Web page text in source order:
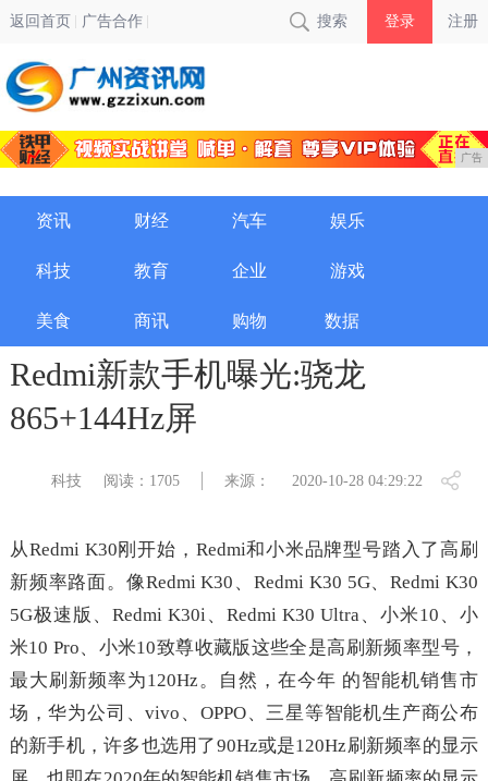
返回首页 广告合作 搜索 登录 注册
广告
资讯 财经 汽车 娱乐
科技 教育 企业 游戏
美食 商讯 购物 数据
Redmi新款手机曝光:骁龙
865+144Hz屏
科技 阅读：1705 来源： 2020-10-28 04:29:22
从Redmi K30刚开始，Redmi和小米品牌型号踏入了高刷
新频率路面。像Redmi K30、Redmi K30 5G、Redmi K30
5G极速版、Redmi K30i、Redmi K30 Ultra、小米10、小
米10 Pro、小米10致尊收藏版这些全是高刷新频率型号，
最大刷新频率为120Hz。自然，在今年 的智能机销售市
场，华为公司、vivo、OPPO、三星等智能机生产商公布
的新手机，许多也选用了90Hz或是120Hz刷新频率的显示